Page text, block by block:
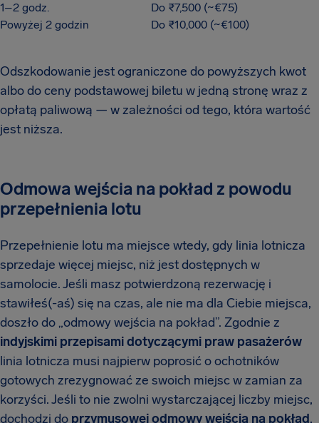
1–2 godz.
Do ₹7,500 (~€75)
Powyżej 2 godzin
Do ₹10,000 (~€100)
Odszkodowanie jest ograniczone do powyższych kwot
albo do ceny podstawowej biletu w jedną stronę wraz z
opłatą paliwową — w zależności od tego, która wartość
jest niższa.
Odmowa wejścia na pokład z powodu
przepełnienia lotu
Przepełnienie lotu ma miejsce wtedy, gdy linia lotnicza
sprzedaje więcej miejsc, niż jest dostępnych w
samolocie. Jeśli masz potwierdzoną rezerwację i
stawiłeś(-aś) się na czas, ale nie ma dla Ciebie miejsca,
doszło do „odmowy wejścia na pokład”. Zgodnie z
indyjskimi przepisami dotyczącymi praw pasażerów
linia lotnicza musi najpierw poprosić o ochotników
gotowych zrezygnować ze swoich miejsc w zamian za
korzyści. Jeśli to nie zwolni wystarczającej liczby miejsc,
dochodzi do przymusowej odmowy wejścia na pokład,